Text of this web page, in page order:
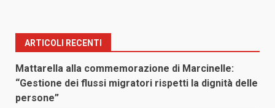
ARTICOLI RECENTI
Mattarella alla commemorazione di Marcinelle:
“Gestione dei flussi migratori rispetti la dignità delle
persone”